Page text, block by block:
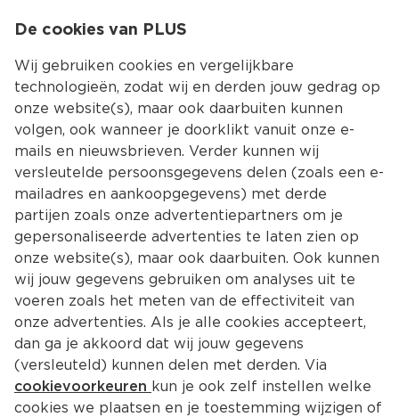
Kies jouw
De cookies van PLUS
Wij gebruiken cookies en vergelijkbare
technologieën, zodat wij en derden jouw gedrag op
onze website(s), maar ook daarbuiten kunnen
volgen, ook wanneer je doorklikt vanuit onze e-
mails en nieuwsbrieven. Verder kunnen wij
versleutelde persoonsgegevens delen (zoals een e-
mailadres en aankoopgegevens) met derde
partijen zoals onze advertentiepartners om je
gepersonaliseerde advertenties te laten zien op
onze website(s), maar ook daarbuiten. Ook kunnen
wij jouw gegevens gebruiken om analyses uit te
voeren zoals het meten van de effectiviteit van
onze advertenties. Als je alle cookies accepteert,
dan ga je akkoord dat wij jouw gegevens
(versleuteld) kunnen delen met derden. Via
cookievoorkeuren kun je ook zelf instellen welke
cookies we plaatsen en je toestemming wijzigen of